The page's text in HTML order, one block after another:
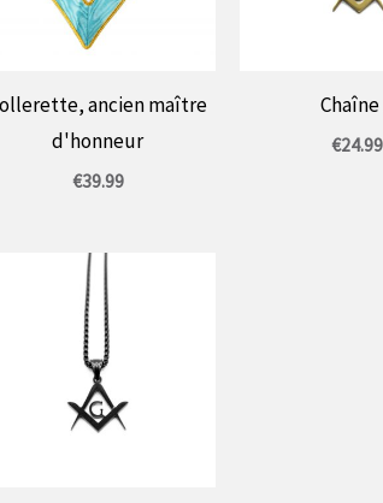
ancien maître
d'honneur
€39.99
Chaîne
€24.99